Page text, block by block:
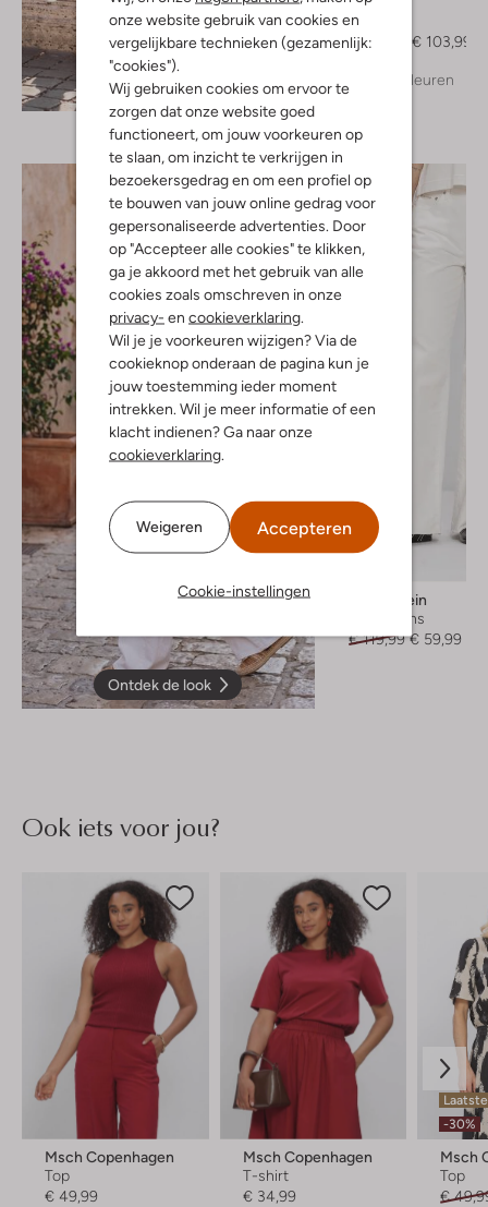
onze website gebruik van cookies en
vergelijkbare technieken (gezamenlijk:
"cookies").
Wij gebruiken cookies om ervoor te
zorgen dat onze website goed
functioneert, om jouw voorkeuren op
te slaan, om inzicht te verkrijgen in
bezoekersgedrag en om een profiel op
te bouwen van jouw online gedrag voor
gepersonaliseerde advertenties. Door
op "Accepteer alle cookies" te klikken,
ga je akkoord met het gebruik van alle
cookies zoals omschreven in onze
privacy- en cookieverklaring
Wil je je voorkeuren wijzigen? Via de
cookieknop onderaan de pagina kun je
jouw toestemming ieder moment
intrekken. Wil je meer informatie of een
klacht indienen? Ga naar onze
cookieverklaring
Weigeren Accepteren
Cookie-instellingen
Ontdek de look
Muiltjes
€ 129,99
€ 103,99
+ meer kleuren
Ontdek de look
Calvin Klein
Wide jeans
€ 119,99 € 59,99
Ook iets voor jou?
Msch Copenhagen
Top
€ 49,99
Msch Copenhagen
T-shirt
€ 34,99
-30%
Msch
Top
€